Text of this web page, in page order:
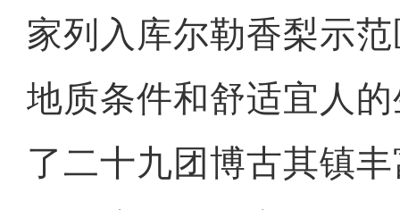
家列入库尔勒香梨示
地质条件和舒适宜人
了二十九团博古其镇